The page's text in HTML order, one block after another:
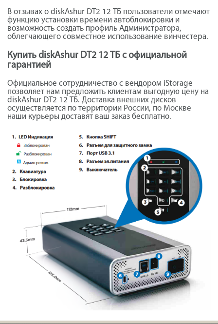
В отзывах о diskAshur DT2 12 ТБ пользователи отмечают
функцию установки времени автоблокировки и
возможность создать профиль Администратора,
облегчающего совместное использование винчестера.
Купить diskAshur DT2 12 ТБ с официальной
гарантией
Официальное сотрудничество с вендором iStorage
позволяет нам предложить клиентам выгодную цену на
diskAshur DT2 12 ТБ. Доставка внешних дисков
осуществляется по территории России, по Москве
наши курьеры доставят ваш заказ бесплатно.